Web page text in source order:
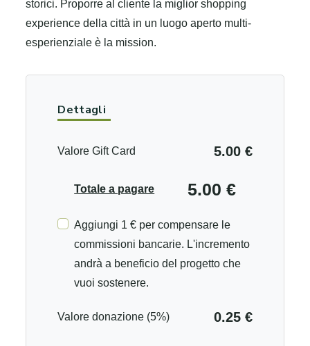
storici. Proporre al cliente la miglior shopping
experience della città in un luogo aperto multi-
esperienziale è la mission.
Dettagli
Valore Gift Card 5.00 €
Totale a pagare 5.00 €
Aggiungi 1 € per compensare le
commissioni bancarie. L'incremento
andrà a beneficio del progetto che
vuoi sostenere.
Valore donazione (5%) 0.25 €